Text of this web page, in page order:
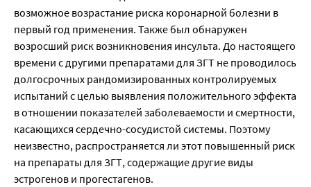
возможное возрастание риска коронарной болезни в
первый год применения. Также был обнаружен
возросший риск возникновения инсульта. До настоящего
времени с другими препаратами для ЗГТ не проводилось
долгосрочных рандомизированных контролируемых
испытаний с целью выявления положительного эффекта
в отношении показателей заболеваемости и смертности,
касающихся сердечно-сосудистой системы. Поэтому
неизвестно, распространяется ли этот повышенный риск
на препараты для ЗГТ, содержащие другие виды
эстрогенов и прогестагенов.